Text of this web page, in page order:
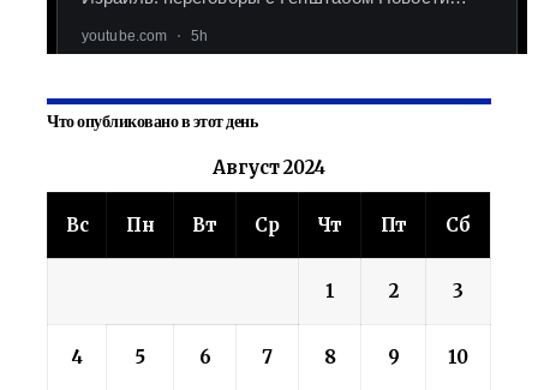
Что опубликовано в этот день
Август 2024
Вс Пн Вт Ср Чт Пт Сб
1 2 3
4 5 6 7 8 9 10